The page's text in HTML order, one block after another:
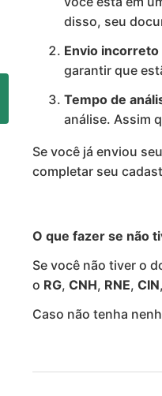
disso, seu
Envio
garantir que
Tempo de
análise. Assim
Se você já enviou
completar seu
O que fazer se não
Se você não tiver o
o RG, CNH, RNE, CIN,
Caso não tenha